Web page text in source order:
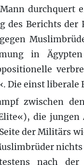
durchquert
Berichts der
in
Die einst
zwischen
die
der Militärs
nach